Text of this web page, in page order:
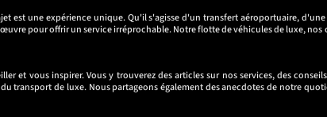
est une expérience unique. Qu'il s'agisse d'un transfert aéroportuaire,
pour offrir un service irréprochable. Notre flotte de véhicules de luxe,
et vous inspirer. Vous y trouverez des articles sur nos services, des
transport de luxe. Nous partageons également des anecdotes de notre